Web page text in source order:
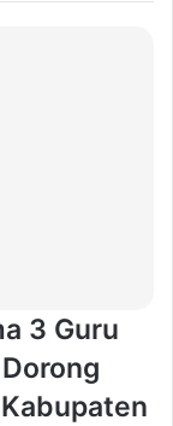
3 Guru